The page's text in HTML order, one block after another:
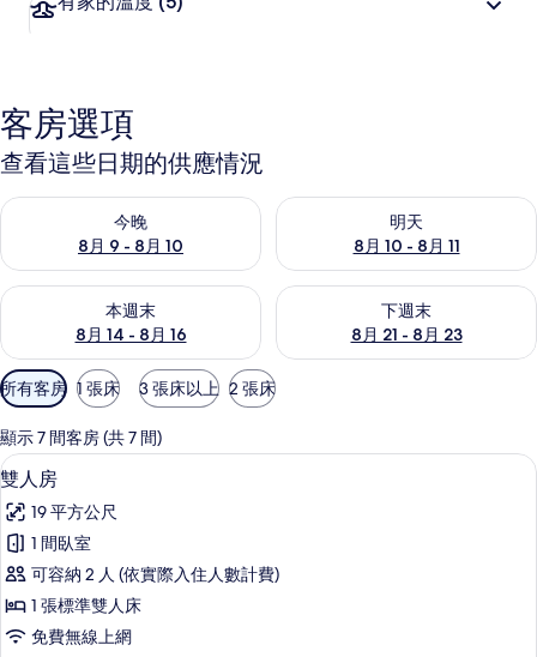
客房選項
查看這些日期的供應情況
今晚
8月 9 - 8月 10
查看今晚 (8月 9 - 8月 10) 的供應情況
明天
8月 10 - 8月 11
查看明天 (8月 10 - 8月 11) 的
本週末
8月 14 - 8月 16
查看本週末 (8月 14 - 8月 16) 的供應情況
下週末
8月 21 - 8月 23
查看下週末 (8月 21 - 8月 23)
可
用
的
客
房
篩
選
條
所有客房 1 張床 3 張床以上 2 張床
顯示 7 間客房 (共 7 間)
顯
示
雙
人
房
的
3
雙人房
19 平方公尺
1 間臥室
可容納 2 人 (依實際入住人數計費)
1 張標準雙人床
免費無線上網